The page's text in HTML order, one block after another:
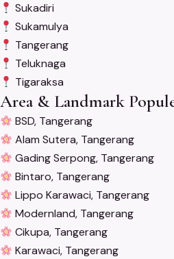
Sukadiri
Sukamulya
Tangerang
Teluknaga
Tigaraksa
Area & Landmark
BSD, Tangerang
Alam Sutera, Tangerang
Gading Serpong, Tangerang
Bintaro, Tangerang
Lippo Karawaci, Tangerang
Modernland, Tangerang
Cikupa, Tangerang
Karawaci, Tangerang